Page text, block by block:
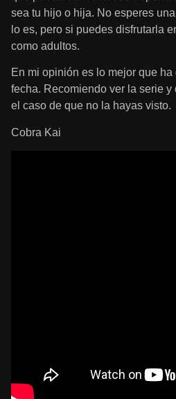
sea tu hijo o hija. No esperes
lo es, pero si puedes disfrutarla
como adultos.
En mi opinión es lo mejor que
fecha. Recomiendo ver la serie
el caso de que no la hayas visto.
Cobra Kai